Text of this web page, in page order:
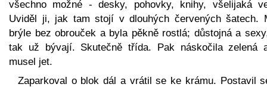
všechno možné - desky, pohovky, knihy, všelijaká
Uviděl ji, jak tam stojí v dlouhých červených šatech.
brýle bez obrouček a byla pěkně rostlá; důstojná a
tak už bývají. Skutečně třída. Pak náskočila zelená
musel jet.
Zaparkoval o blok dál a vrátil se ke krámu. Postavil